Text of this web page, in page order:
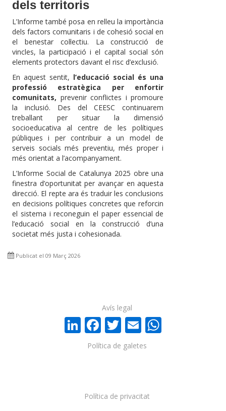
dels territoris
L’Informe també posa en relleu la importància
dels factors comunitaris i de cohesió social en
el benestar col·lectiu. La construcció de
vincles, la participació i el capital social són
elements protectors davant el risc d’exclusió.
En aquest sentit, l’educació social és una
professió estratègica per enfortir
comunitats, prevenir conflictes i promoure
la inclusió. Des del CEESC continuarem
treballant per situar la dimensió
socioeducativa al centre de les polítiques
públiques i per contribuir a un model de
serveis socials més preventiu, més proper i
més orientat a l’acompanyament.
L’Informe Social de Catalunya 2025 obre una
finestra d’oportunitat per avançar en aquesta
direcció. El repte ara és traduir les conclusions
en decisions polítiques concretes que reforcin
el sistema i reconeguin el paper essencial de
l’educació social en la construcció d’una
societat més justa i cohesionada.
Publicat el 09 Març 2026
LinkedIn
Facebook
Twitter
Email
Política de privacitat
Política de galetes
Avís legal